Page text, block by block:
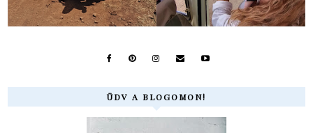
ÜDV A BLOGOMON!